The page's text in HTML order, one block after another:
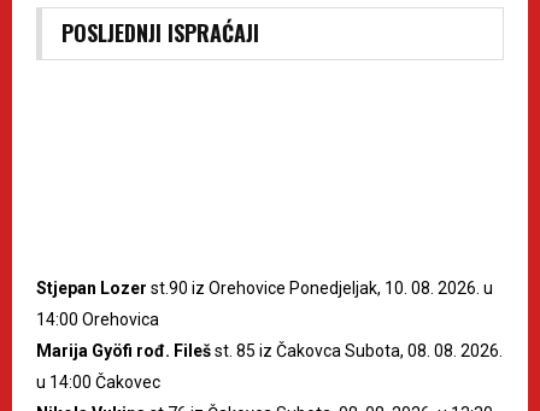
POSLJEDNJI ISPRAĆAJI
Stjepan Lozer st.90 iz Orehovice Ponedjeljak, 10. 08. 2026. u
14:00 Orehovica
Marija Gyöfi rođ. Filešst. 85 iz Čakovca Subota, 08. 08. 2026.
u 14:00 Čakovec